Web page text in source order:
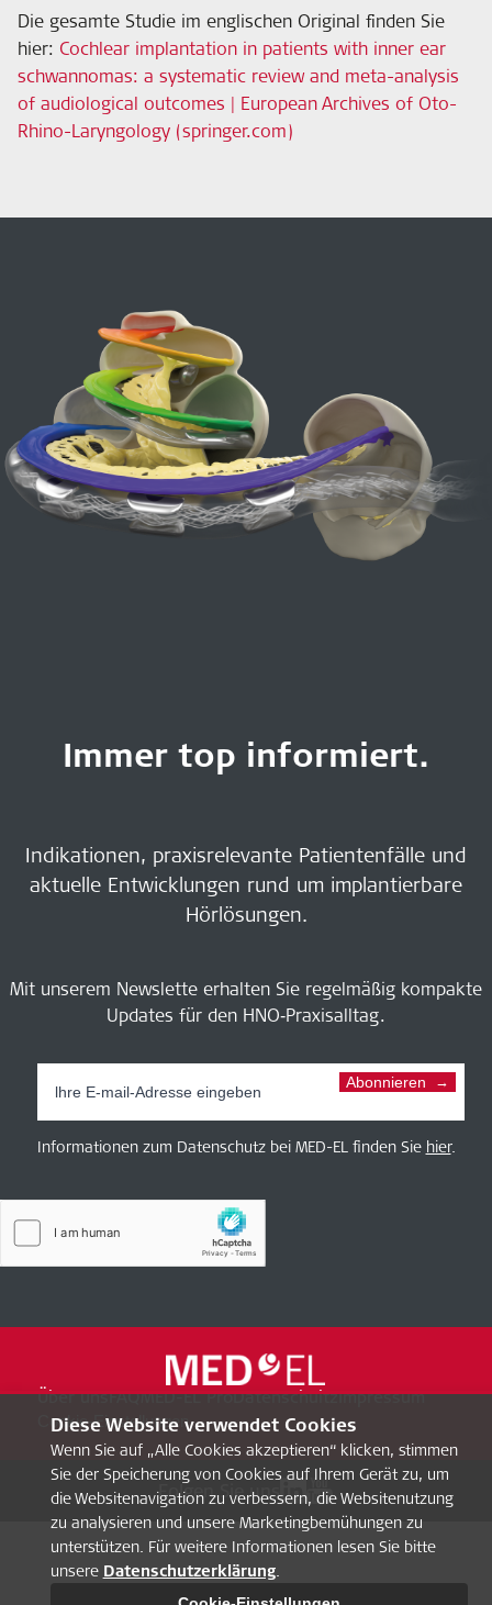
Die gesamte Studie im englischen Original finden Sie
hier: Cochlear implantation in patients with inner ear
schwannomas: a systematic review and meta-analysis
of audiological outcomes | European Archives of Oto-
Rhino-Laryngology (springer.com)
Immer top informiert.
Indikationen, praxisrelevante Patientenfälle und
aktuelle Entwicklungen rund um implantierbare
Hörlösungen.
Mit unserem Newslette erhalten Sie regelmäßig kompakte
Updates für den HNO‑Praxisalltag.
Abonnieren
Informationen zum Datenschutz bei MED-EL finden Sie hier.
Über unsFAQMED-EL ProDatenschultzImpressum
Cookie-Einstellungen
Folgen Sie uns
Diese Website verwendet Cookies
Wenn Sie auf „Alle Cookies akzeptieren“ klicken, stimmen
Sie der Speicherung von Cookies auf Ihrem Gerät zu, um
die Websitenavigation zu verbessern, die Websitenutzung
zu analysieren und unsere Marketingbemühungen zu
unterstützen. Für weitere Informationen lesen Sie bitte
unsere Datenschutzerklärung.